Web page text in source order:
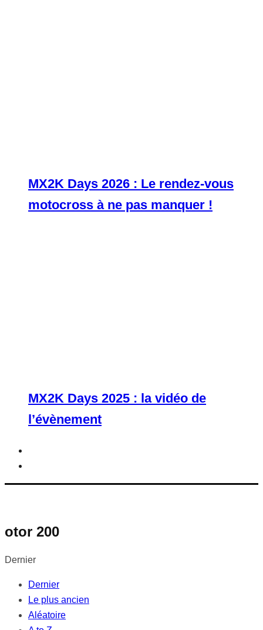
MX2K Days 2026 : Le rendez-vous
motocross à ne pas manquer !
MX2K Days 2025 : la vidéo de
l’évènement
otor 200
Dernier
Dernier
Le plus ancien
Aléatoire